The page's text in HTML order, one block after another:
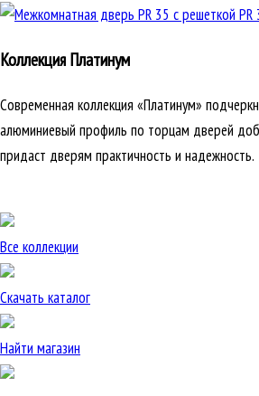
PR
Коллекция Платинум
Современная коллекция «Платинум»
алюминиевый профиль по торцам дверей
придаст дверям практичность и надежность.
Все коллекции
Скачать каталог
Найти магазин